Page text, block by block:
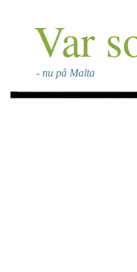
Var
- nu på Malta